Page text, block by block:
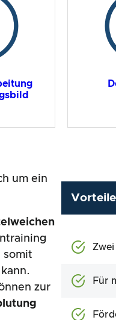
um ein
somit
zur
Vorteile
Für